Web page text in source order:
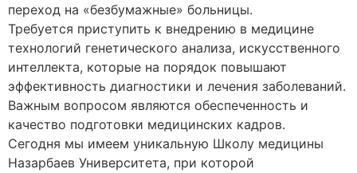
переход на «безбумажные» больницы.
Требуется приступить к внедрению в медицине
технологий генетического анализа, искусственного
интеллекта, которые на порядок повышают
эффективность диагностики и лечения заболеваний.
Важным вопросом являются обеспеченность и
качество подготовки медицинских кадров.
Сегодня мы имеем уникальную Школу медицины
Назарбаев Университета, при которой